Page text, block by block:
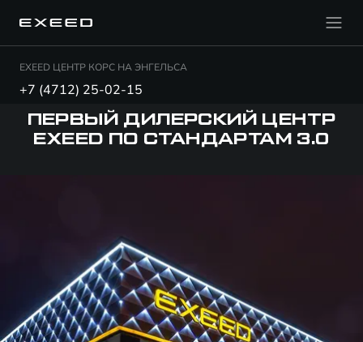
EXEED ЦЕНТР КОРС НА ЭНГЕЛЬСА
+7 (4712) 25-02-15
ПЕРВЫЙ ДИЛЕРСКИЙ ЦЕНТР
EXEED ПО СТАНДАРТАМ 3.0